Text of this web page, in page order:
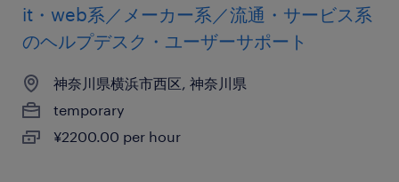
it・web系／メーカー系／流通・サービス系
のヘルプデスク・ユーザーサポート
神奈川県横浜市西区, 神奈川県
temporary
¥2200.00 per hour